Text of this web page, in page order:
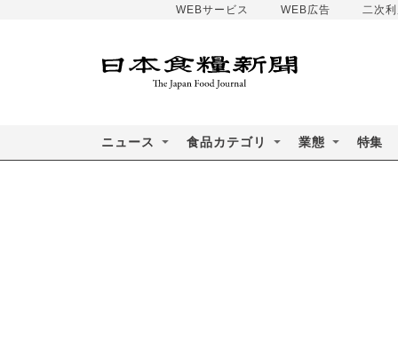
WEBサービス WEB広告 二次
ニュース 食品カテゴリ 業態 特集